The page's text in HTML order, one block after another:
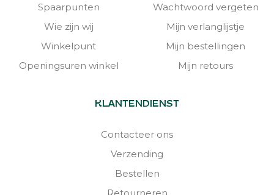
Spaarpunten
Wie zijn wij
Winkelpunt
Openingsuren winkel
Wachtwoord vergeten
Mijn verlanglijstje
Mijn bestellingen
Mijn retours
KLANTENDIENST
Contacteer ons
Verzending
Bestellen
Retourneren